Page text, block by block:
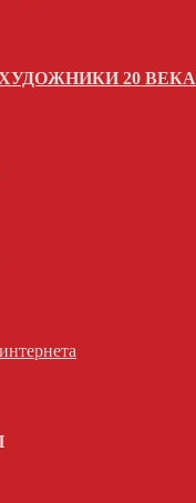
20 ВЕКА